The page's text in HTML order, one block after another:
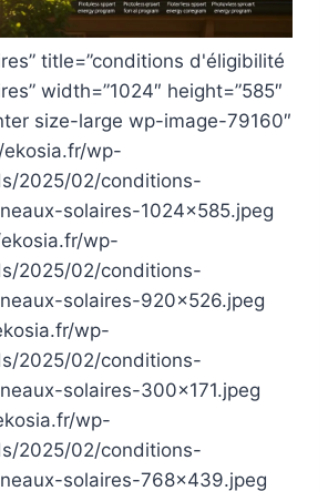
title=”conditions d'éligibilité
width=”1024″ height=”585″
size-large wp-image-79160″
wp-
2025/02/conditions-
solaires-1024×585.jpeg
wp-
2025/02/conditions-
solaires-920×526.jpeg
wp-
2025/02/conditions-
solaires-300×171.jpeg
wp-
2025/02/conditions-
solaires-768×439.jpeg